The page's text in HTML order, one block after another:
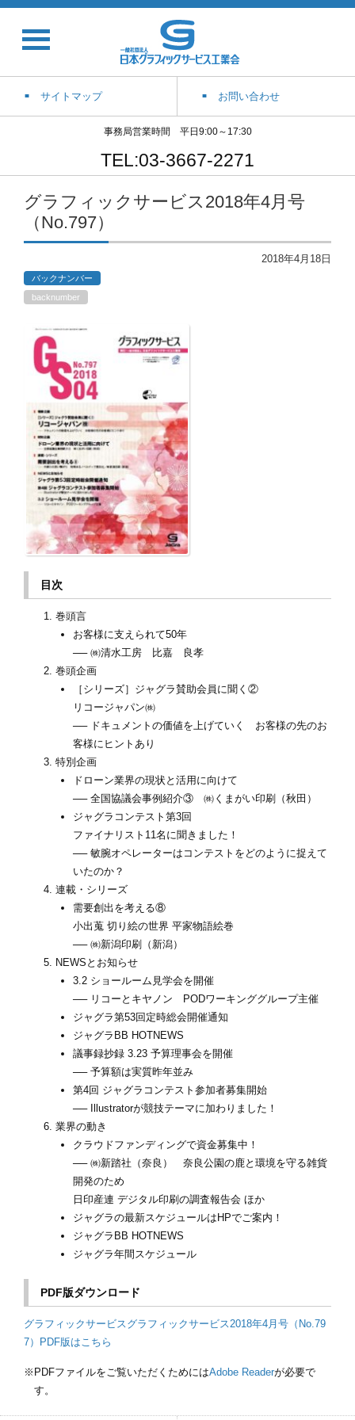
サイトマップ お問い合わせ
事務局営業時間 平日9:00～17:30
TEL:03-3667-2271
グラフィックサービス2018年4月号
（No.797）
2018年4月18日
バックナンバー
backnumber
目次
巻頭言
お客様に支えられて50年
── ㈱清水工房 比嘉 良孝
巻頭企画
［シリーズ］ジャグラ賛助会員に聞く②
リコージャパン㈱
── ドキュメントの価値を上げていく お客様の先のお
客様にヒントあり
特別企画
ドローン業界の現状と活用に向けて
── 全国協議会事例紹介③ ㈱くまがい印刷（秋田）
ジャグラコンテスト第3回
ファイナリスト11名に聞きました！
── 敏腕オペレーターはコンテストをどのように捉えて
いたのか？
連載・シリーズ
需要創出を考える⑧
小出蒐 切り絵の世界 平家物語絵巻
── ㈱新潟印刷（新潟）
NEWSとお知らせ
3.2 ショールーム見学会を開催
── リコーとキヤノン PODワーキンググループ主催
ジャグラ第53回定時総会開催通知
ジャグラBB HOTNEWS
議事録抄録 3.23 予算理事会を開催
── 予算額は実質昨年並み
第4回 ジャグラコンテスト参加者募集開始
── Illustratorが競技テーマに加わりました！
業界の動き
クラウドファンディングで資金募集中！
── ㈱新踏社（奈良） 奈良公園の鹿と環境を守る雑貨
開発のため
日印産連 デジタル印刷の調査報告会 ほか
ジャグラの最新スケジュールはHPでご案内！
ジャグラBB HOTNEWS
ジャグラ年間スケジュール
PDF版ダウンロード
グラフィックサービスグラフィックサービス2018年4月号（No.79
7）PDF版はこちら
PDFファイルをご覧いただくためにはAdobe Readerが必要で
す。